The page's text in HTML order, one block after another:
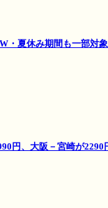
・夏休み期間も一部対象
円、大阪－宮崎が2290